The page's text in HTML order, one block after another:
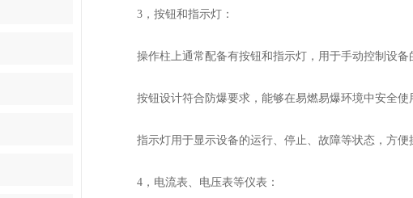
3，按钮和指示灯：
操作柱上通常配备有按钮和指示灯，用于手动控制设备
按钮设计符合防爆要求，能够在易燃易爆环境中安全使
指示灯用于显示设备的运行、停止、故障等状态，方便
4，电流表、电压表等仪表：